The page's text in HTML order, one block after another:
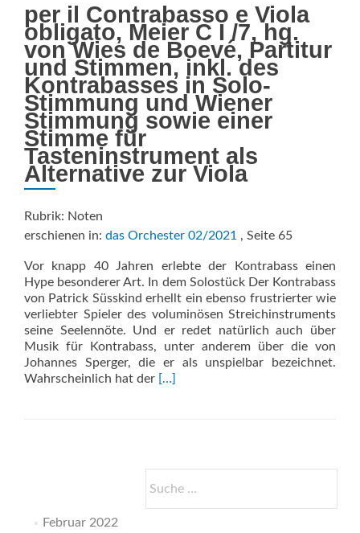
per il Contrabasso e Viola
obligato, Meier C I /7, hg.
von Wies de Boevé, Partitur
und Stimmen, inkl. des
Kontrabasses in Solo-
Stimmung und Wiener
Stimmung sowie einer
Stimme für
Tasteninstrument als
Alternative zur Viola
Rubrik: Noten
erschienen in: das Orchester 02/2021 , Seite 65
Vor knapp 40 Jahren erlebte der Kontrabass einen
Hype besonderer Art. In dem Solostück Der Kontrabass
von Patrick Süsskind erhellt ein ebenso frustrierter wie
verliebter Spieler des voluminösen Streichinstruments
seine Seelennöte. Und er redet natürlich auch über
Musik für Kontrabass, unter anderem über die von
Johannes Sperger, die er als unspielbar bezeichnet.
Wahrscheinlich hat der Read
[…]
nach:
Februar 2022